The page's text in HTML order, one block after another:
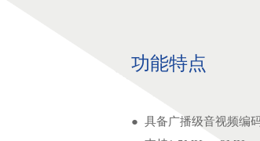
功能特点
● 具备广播级音视频编